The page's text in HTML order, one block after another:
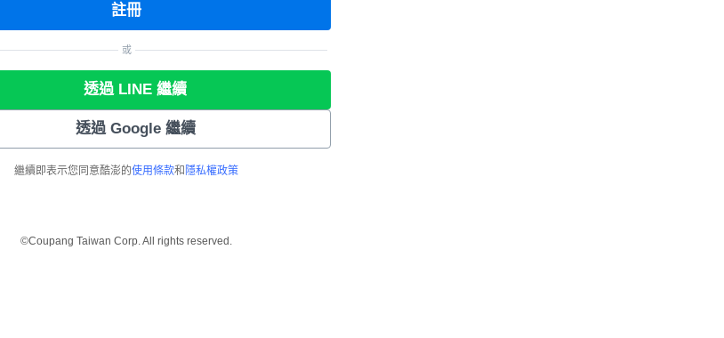
註冊
或
透過 LINE 繼續
透過 Google 繼續
繼續即表示您同意酷澎的使用條款和 隱私權政策
©Coupang Taiwan Corp. All rights reserved.